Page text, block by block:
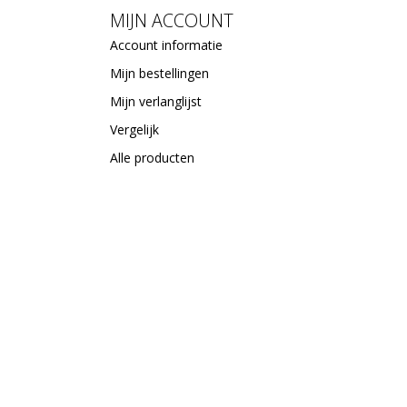
MIJN ACCOUNT
Account informatie
Mijn bestellingen
Mijn verlanglijst
Vergelijk
Alle producten